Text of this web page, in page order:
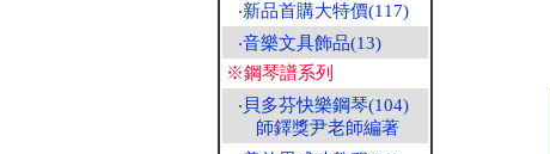
‧新品首購大特價(117)
‧音樂文具飾品(13)
※鋼琴譜系列
‧ 貝多芬快樂鋼琴(104)
師鐸獎尹老師編著